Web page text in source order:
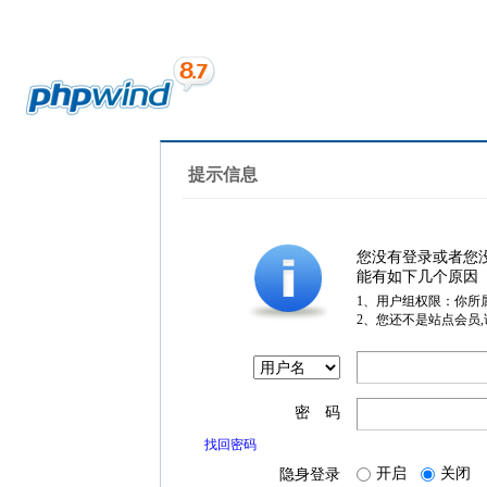
提示信息
您没有登录或者您
能有如下几个原因
1、用户组权限：你所
2、您还不是站点会员
密 码
找回密码
隐身登录 开启 关闭